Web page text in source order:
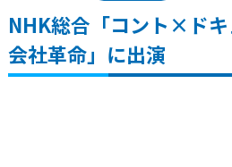
NHK総合「コント×ドキ
会社革命」に出演